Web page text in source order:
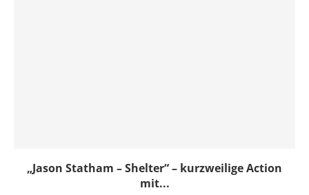
„Jason Statham – Shelter“ – kurzweilige Action
mit...